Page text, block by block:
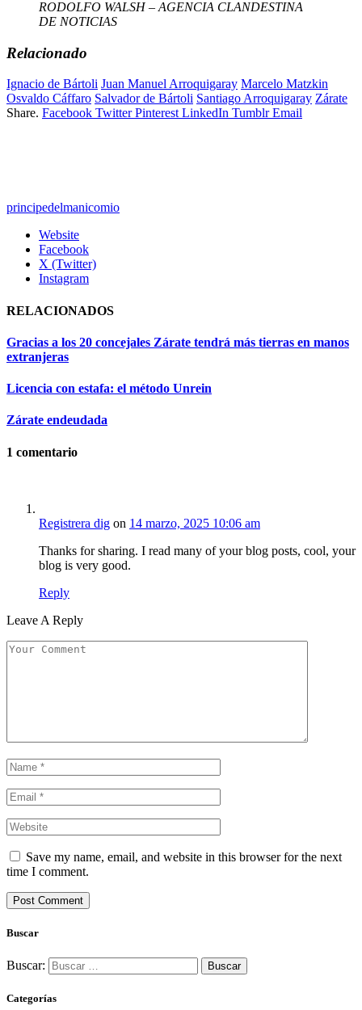
RODOLFO WALSH – AGENCIA CLANDESTINA
DE NOTICIAS
Relacionado
Ignacio de Bártoli Juan Manuel Arroquigaray Marcelo Matzkin
Osvaldo Cáffaro Salvador de Bártoli Santiago Arroquigaray Zárate
Share. Facebook Twitter Pinterest LinkedIn Tumblr Email
principedelmanicomio
Website
Facebook
X (Twitter)
Instagram
RELACIONADOS
Gracias a los 20 concejales Zárate tendrá más tierras en manos
extranjeras
Licencia con estafa: el método Unrein
Zárate endeudada
1 comentario
Registrera dig on 14 marzo, 2025 10:06 am
Thanks for sharing. I read many of your blog posts, cool, your
blog is very good.
Reply
Leave A Reply
Save my name, email, and website in this browser for the next
time I comment.
Buscar
Buscar:
Categorías